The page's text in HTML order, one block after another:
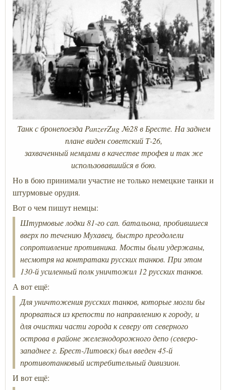
Танк с бронепоезда PanzerZug №28 в Бресте. На заднем
плане виден советский Т-26,
захваченный немцами в качестве трофея и так же
использовавшийся в бою.
Но в бою принимали участие не только немецкие танки и
штурмовые орудия.
Вот о чем пишут немцы:
Штурмовые лодки 81-го сап. батальона, пробившиеся
вверх по течению Мухавец, быстро преодолели
сопротивление противника. Мосты были удержаны,
несмотря на контратаки русских танков. При этом
130-й усиленный полк уничтожил 12 русских танков.
А вот ещё:
Для уничтожения русских танков, которые могли бы
прорваться из крепости по направлению к городу, и
для очистки части города к северу от северного
острова в районе железнодорожного депо (северо-
западнее г. Брест-Литовск) был введен 45-й
противотанковый истребительный дивизион.
И вот ещё: